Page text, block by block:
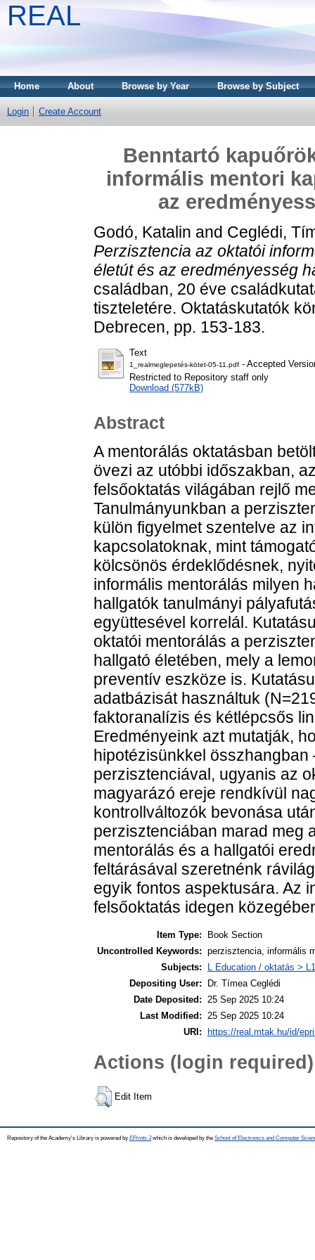
REAL
Home About Browse by Year Browse by Subject
Login Create Account
Benntartó
informális mentori
az
Godó, Katalin and Ceglédi,
Perzisztencia az oktatói
életút és az eredményesség
családban, 20 éve
tiszteletére. Oktatáskutatók
Debrecen, pp. 153-183.
Text
1_realmeglepetés-kötet-05-11.pdf - Accepted
Restricted to Repository staff only
Download (577kB)
Abstract
A mentorálás oktatásban
övezi az utóbbi időszakban,
felsőoktatás világában rejlő
Tanulmányunkban a
külön figyelmet szentelve az
kapcsolatoknak, mint
kölcsönös érdeklődésnek,
informális mentorálás milyen
hallgatók tanulmányi
együttesével korrelál.
oktatói mentorálás a
hallgató életében, mely a
preventív eszköze is.
adatbázisát használtuk
faktoranalízis és kétlépcsős
Eredményeink azt mutatják,
hipotézisünkkel
perzisztenciával, ugyanis az
magyarázó ereje rendkívül
kontrollváltozók bevonása
perzisztenciában marad meg
mentorálás és a hallgatói
feltárásával szeretnénk
egyik fontos aspektusára. Az
felsőoktatás idegen
Item Type:
Book Section
Uncontrolled Keywords: perzisztencia, informális
Subjects:
L Education / oktatás >
Depositing User:
Dr. Tímea Ceglédi
Date Deposited:
25 Sep 2025 10:24
Last Modified:
25 Sep 2025 10:24
URI: https://real.mtak.hu/id/
Actions (login required)
Edit Item
Repository of the Academy's Library is powered by EPrints 3which is developed by the School of Electronics and Computer